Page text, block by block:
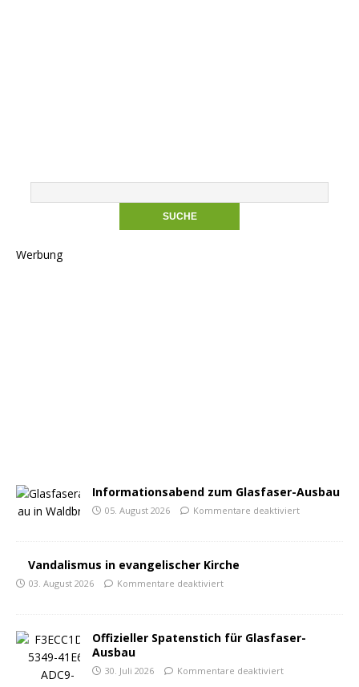
Werbung
Informationsabend zum Glasfaser-Ausbau
05. August 2026 Kommentare deaktiviert
Vandalismus in evangelischer Kirche
03. August 2026 Kommentare deaktiviert
Offizieller Spatenstich für Glasfaser-
Ausbau
30. Juli 2026 Kommentare deaktiviert